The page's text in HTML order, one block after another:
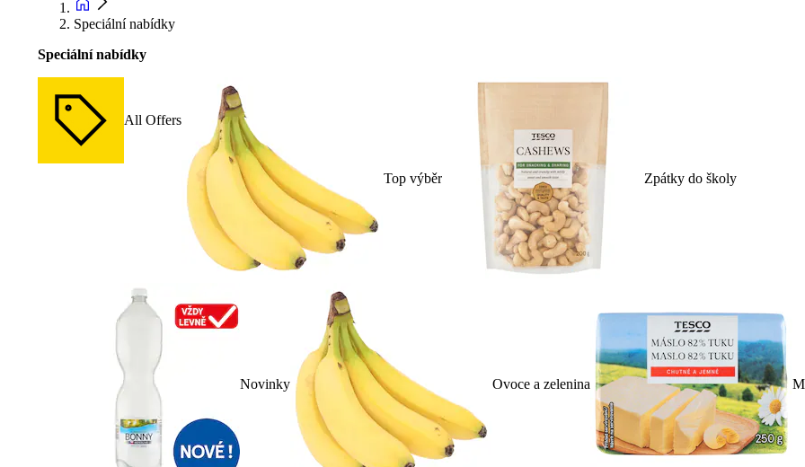
Speciální nabídky
Speciální nabídky
All Offers
Top výběr Zpátky do školy
Novinky Ovoce a zelenina